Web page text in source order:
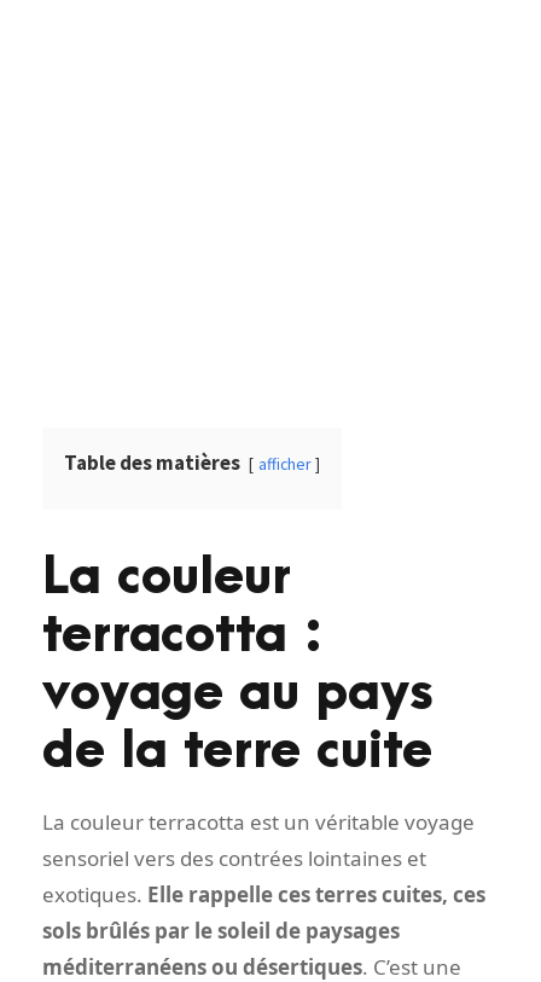
Table des matières afficher
La couleur
terracotta :
voyage au pays
de la terre cuite
La couleur terracotta est un véritable voyage
sensoriel vers des contrées lointaines et
exotiques. Elle rappelle ces terres cuites, ces
sols brûlés par le soleil de paysages
méditerranéens ou désertiques. C’est une